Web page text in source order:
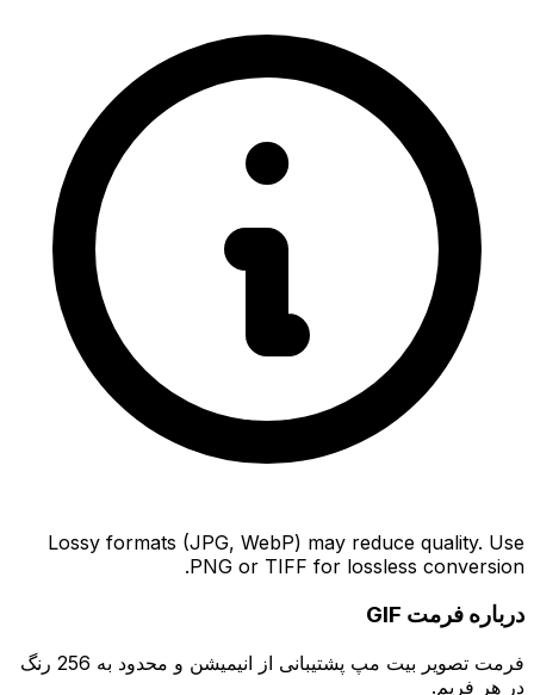
Lossy formats (JPG, WebP) may reduce quality. Use
PNG or TIFF for lossless conversion.
درباره فرمت GIF
فرمت تصویر بیت مپ پشتیبانی از انیمیشن و محدود به 256 رنگ
در هر فریم.